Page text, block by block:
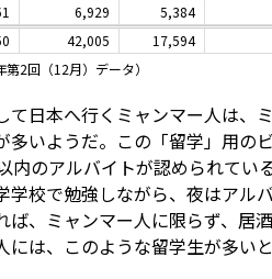
6,929 5,384
42,005 17,594
2回（12月）データ）
て日本へ行くミャンマー人は、
多いようだ。この「留学」用の
内のアルバイトが認められてい
学校で勉強しながら、夜はアル
ば、ミャンマー人に限らず、居
には、このような留学生が多いと